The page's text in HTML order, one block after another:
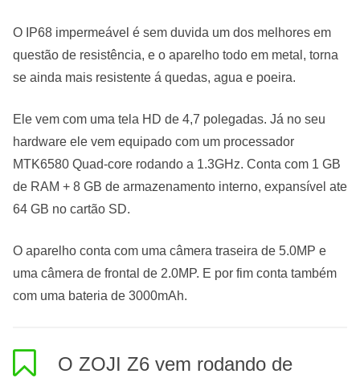
O IP68 impermeável é sem duvida um dos melhores em
questão de resistência, e o aparelho todo em metal, torna
se ainda mais resistente á quedas, agua e poeira.
Ele vem com uma tela HD de 4,7 polegadas. Já no seu
hardware ele vem equipado com um processador
MTK6580 Quad-core rodando a 1.3GHz. Conta com 1 GB
de RAM + 8 GB de armazenamento interno, expansível ate
64 GB no cartão SD.
O aparelho conta com uma câmera traseira de 5.0MP e
uma câmera de frontal de 2.0MP. E por fim conta também
com uma bateria de 3000mAh.
O ZOJI Z6 vem rodando de